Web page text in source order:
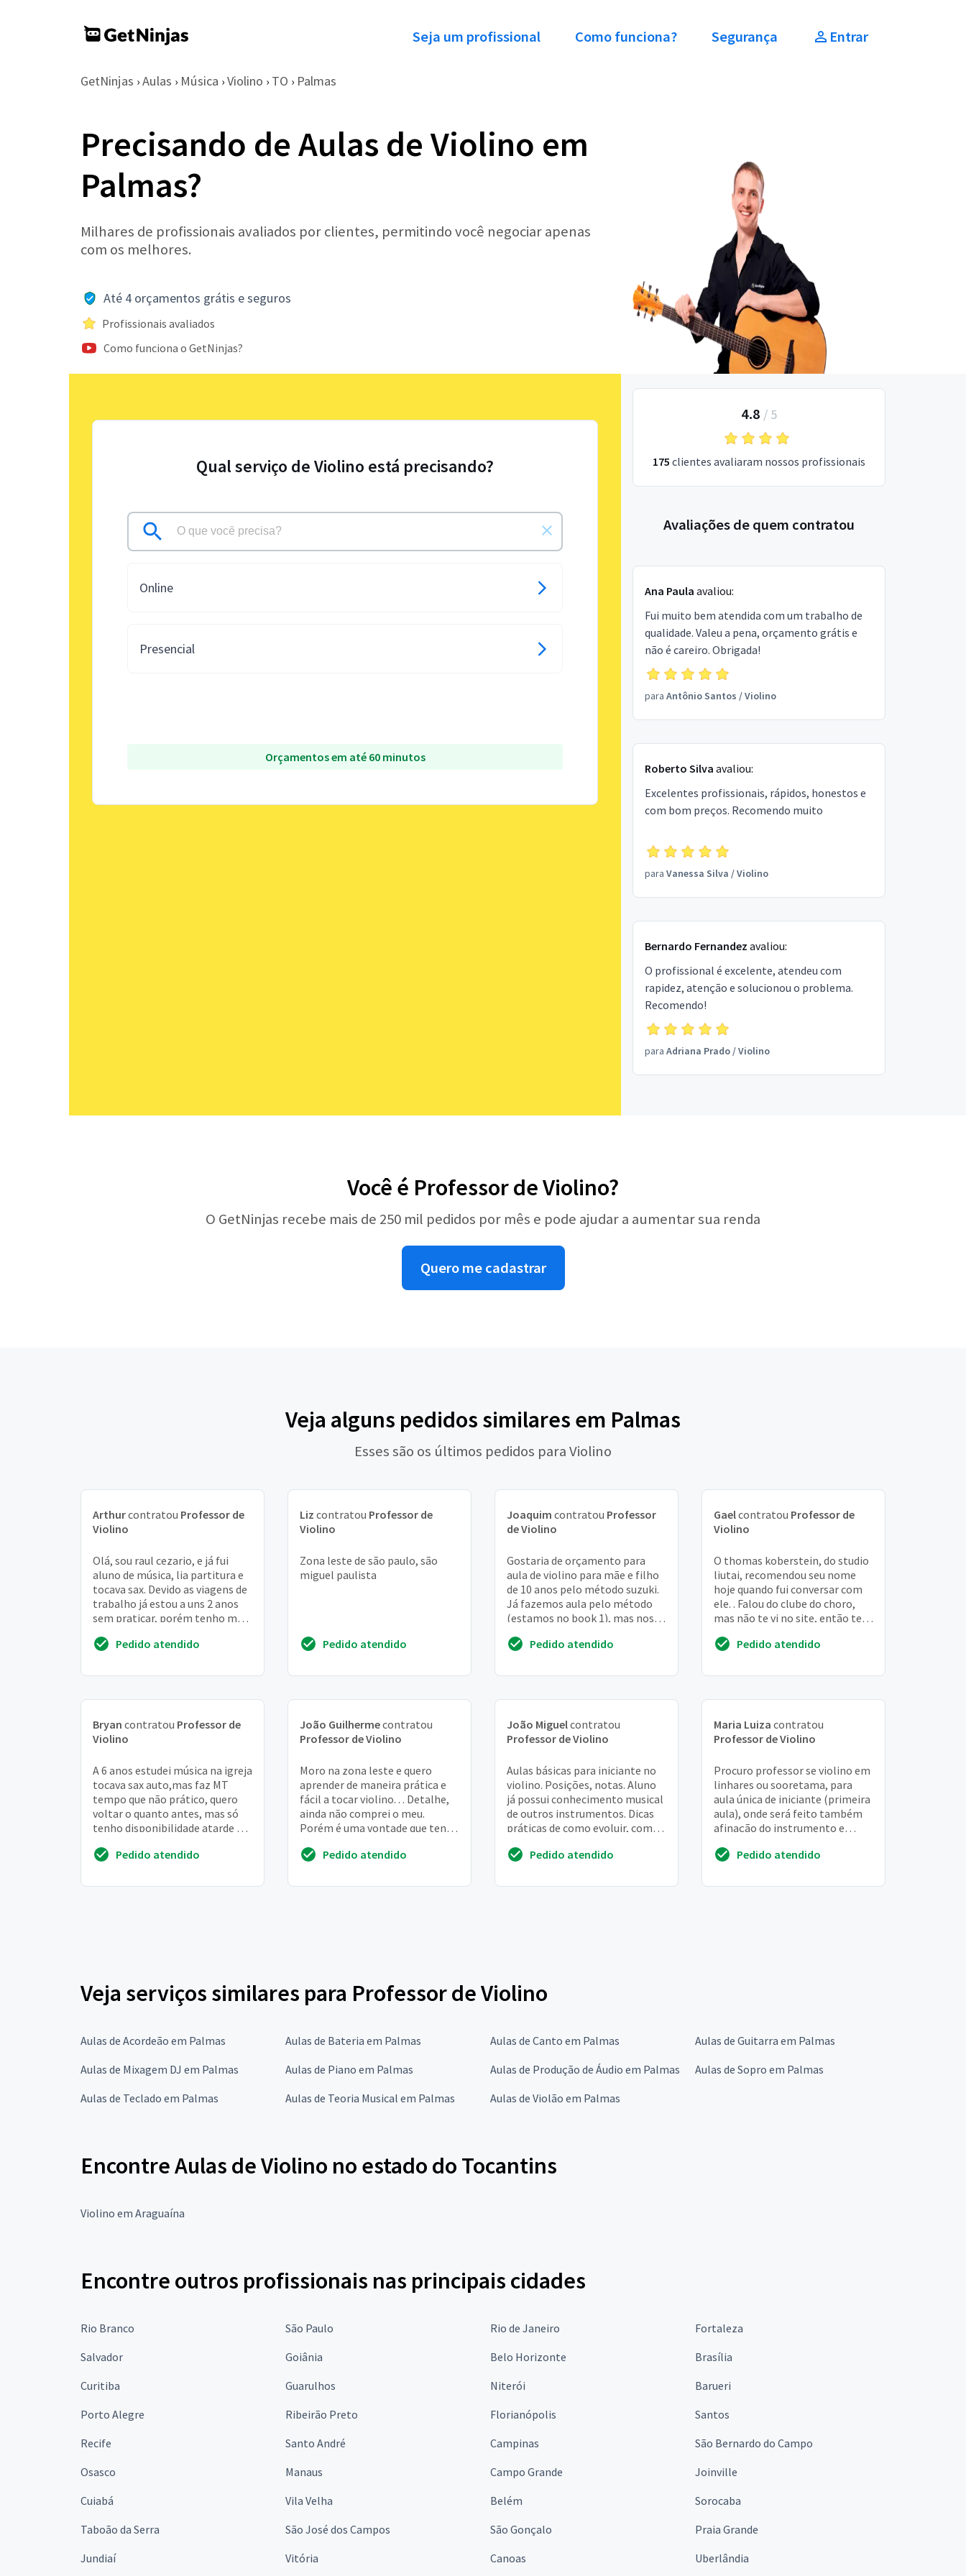
Seja um profissional Como funciona? Segurança Entrar
GetNinjas › Aulas › Música › Violino › TO › Palmas
Precisando de Aulas de Violino em
Palmas?
Milhares de profissionais avaliados por clientes, permitindo você negociar apenas
com os melhores.
Até 4 orçamentos grátis e seguros
Profissionais avaliados
Como funciona o GetNinjas?
Qual serviço de Violino está precisando?
Online
Presencial
Orçamentos em até 60 minutos
4.8 / 5
175 clientes avaliaram nossos profissionais
Avaliações de quem contratou
Ana Paula avaliou:
Fui muito bem atendida com um trabalho de
qualidade. Valeu a pena, orçamento grátis e
não é careiro. Obrigada!
para Antônio Santos /Violino
Roberto Silva avaliou:
Excelentes profissionais, rápidos, honestos e
com bom preços. Recomendo muito
para Vanessa Silva /Violino
Bernardo Fernandez avaliou:
O profissional é excelente, atendeu com
rapidez, atenção e solucionou o problema.
Recomendo!
para Adriana Prado/Violino
Você é Professor de Violino?
O GetNinjas recebe mais de 250 mil pedidos por mês e pode ajudar a aumentar sua renda
Quero me cadastrar
Veja alguns pedidos similares em Palmas
Esses são os últimos pedidos para Violino
Arthurcontratou Professor de
Violino
Olá, sou raul cezario, e já fui
aluno de música, lia partitura e
tocava sax. Devido as viagens de
trabalho já estou a uns 2 anos
sem praticar, porém tenho me
Pedido atendido
Liz contratou Professor de
Violino
Zona leste de são paulo, são
miguel paulista
Pedido atendido
Joaquim contratou Professor
de Violino
Gostaria de orçamento para
aula de violino para mãe e filho
de 10 anos pelo método suzuki.
Já fazemos aula pelo método
(estamos no book 1), mas nosso
GrataPedido atendido
Gaelcontratou Professor de
Violino
O thomas koberstein, do studio
liutai, recomendou seu nome
hoje quando fui conversar com
ele. . Falou do clube do choro,
mas não te vi no site, então te
inte...Pedido atendido
Bryan contratou Professor de
Violino
A 6 anos estudei música na igreja
tocava sax auto,mas faz MT
tempo que não prático, quero
voltar o quanto antes, mas só
tenho disponibilidade atarde e
Pedido atendido
João Guilhermecontratou
Professor de Violino
Moro na zona leste e quero
aprender de maneira prática e
fácil a tocar violino. . . Detalhe,
ainda não comprei o meu.
Porém é uma vontade que tenho
Pedido atendido
João Miguelcontratou
Professor de Violino
Aulas básicas para iniciante no
violino. Posições, notas. Aluno
já possui conhecimento musical
de outros instrumentos. Dicas
práticas de como evoluir, como
Pedido atendido
Maria Luiza contratou
Professor de Violino
Procuro professor se violino em
linhares ou sooretama, para
aula única de iniciante (primeira
aula), onde será feito também
afinação do instrumento e
Pedido atendido
Veja serviços similares para Professor de Violino
Aulas de Acordeão em Palmas Aulas de Bateria em Palmas Aulas de Canto em Palmas
Aulas de Guitarra em Palmas
Aulas de Mixagem DJ em Palmas
Aulas de Piano em Palmas Aulas de Produção de Áudio em Palmas
Aulas de Sopro em Palmas
Aulas de Teclado em Palmas
Aulas de Teoria Musical em Palmas Aulas de Violão em Palmas
Encontre Aulas de Violino no estado do Tocantins
Violino em Araguaína
Encontre outros profissionais nas principais cidades
Rio Branco São Paulo Rio de Janeiro
Fortaleza
Salvador
Goiânia Belo Horizonte
Brasília
Curitiba
Guarulhos Niterói
Barueri
Porto Alegre
Ribeirão Preto Florianópolis
Santos
Recife
Santo André Campinas
São Bernardo do Campo
Osasco
Manaus Campo Grande
Joinville
Cuiabá
Vila Velha Belém
Sorocaba
Taboão da Serra
São José dos Campos São Gonçalo
Praia Grande
Jundiaí
Vitória Canoas Uberlândia